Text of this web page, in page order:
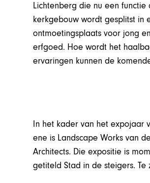
Lichtenberg die nu een
kerkgebouw wordt gesplitst in
ontmoetingsplaats voor jong
erfgoed. Hoe wordt het
ervaringen kunnen de
In het kader van het expojaar
ene is Landscape Works van
Architects. Die expositie is
getiteld Stad in de steigers. Te